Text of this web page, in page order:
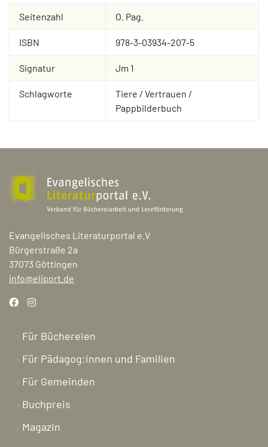
Seitenzahl O. Pag.
ISBN 978-3-03934-207-5
Signatur Jm 1
Schlagworte
Tiere / Vertrauen /
Pappbilderbuch
Evangelisches Literaturportal e.V
Bürgerstraße 2a
37073 Göttingen
info@eliport.de
Für Büchereien
Für Pädagog:innen und Familien
Für Gemeinden
Buchpreis
Magazin